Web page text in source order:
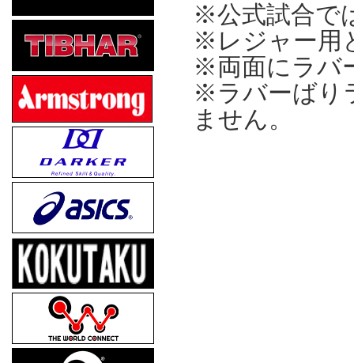
※公式試合で
※レジャー用
※両面にラバ
※ラバーばり
ません。